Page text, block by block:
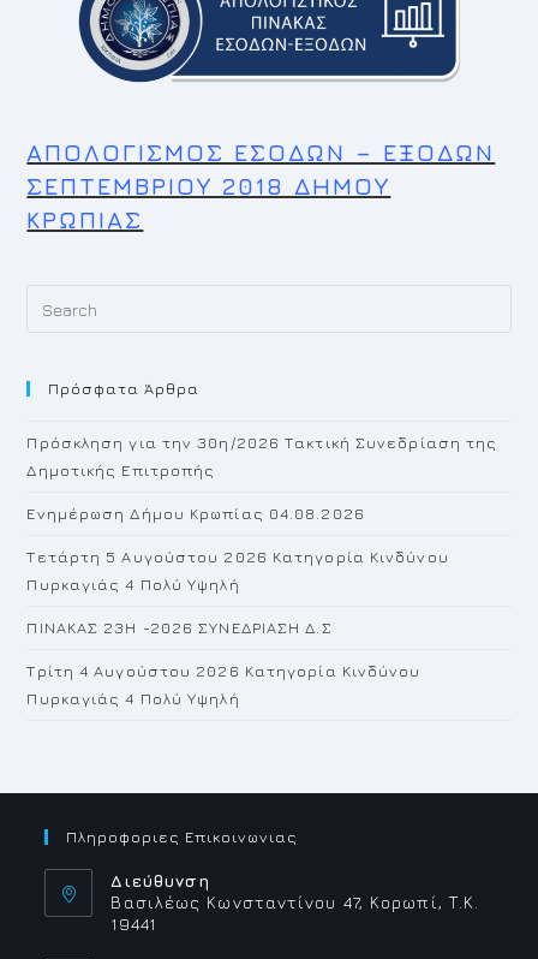
ΑΠΟΛΟΓΙΣΜΟΣ ΕΣΟΔΩΝ – ΕΞΟΔΩΝ
ΣΕΠΤΕΜΒΡΙΟΥ 2018 ΔΗΜΟΥ
ΚΡΩΠΙΑΣ
Πρόσφατα Άρθρα
Πρόσκληση για την 30η/2026 Τακτική Συνεδρίαση της
Δημοτικής Επιτροπής
Ενημέρωση Δήμου Κρωπίας 04.08.2026
Τετάρτη 5 Αυγούστου 2026 Κατηγορία Κινδύνου
Πυρκαγιάς 4 Πολύ Υψηλή
ΠΙΝΑΚΑΣ 23H -2026 ΣΥΝΕΔΡΙΑΣΗ Δ.Σ
Τρίτη 4 Αυγούστου 2026 Κατηγορία Κινδύνου
Πυρκαγιάς 4 Πολύ Υψηλή
Πληροφοριες Επικοινωνιας
Διεύθυνση
Βασιλέως Κωνσταντίνου 47, Κορωπί, Τ.Κ.
19441